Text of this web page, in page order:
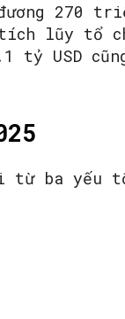
270
lũy tổ
USD
từ ba yếu